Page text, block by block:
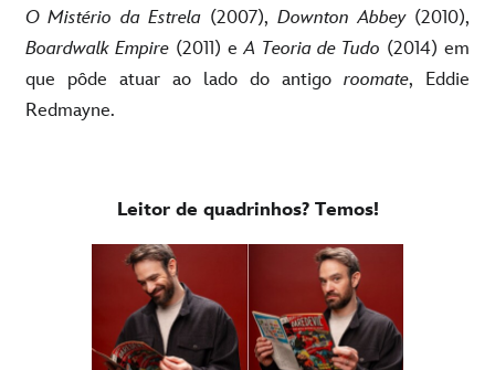
O Mistério da Estrela(2007),Downton Abbey(2010),
Boardwalk Empire (2011) eA Teoria de Tudo (2014) em
que pôde atuar ao lado do antigo roomate, Eddie
Redmayne.
Leitor de quadrinhos? Temos!